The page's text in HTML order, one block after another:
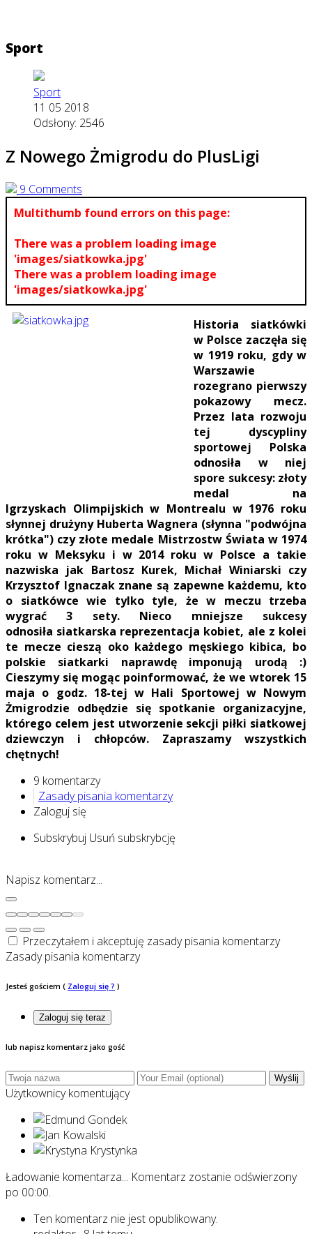
Sport
Sport
11 05 2018
Odsłony: 2546
Z Nowego Żmigrodu do PlusLigi
9 Comments
Multithumb found errors on this page:
There was a problem loading image
'images/siatkowka.jpg'
There was a problem loading image
'images/siatkowka.jpg'
Historia siatkówki
w Polsce zaczęła się
w 1919 roku, gdy w
Warszawie
rozegrano pierwszy
pokazowy mecz.
Przez lata rozwoju
tej dyscypliny
sportowej Polska
odnosiła w niej
spore sukcesy: złoty
medal na
Igrzyskach Olimpijskich w Montrealu w 1976 roku
słynnej drużyny Huberta Wagnera (słynna "podwójna
krótka") czy złote medale Mistrzostw Świata w 1974
roku w Meksyku i w 2014 roku w Polsce a takie
nazwiska jak Bartosz Kurek, Michał Winiarski czy
Krzysztof Ignaczak znane są zapewne każdemu, kto
o siatkówce wie tylko tyle, że w meczu trzeba
wygrać 3 sety. Nieco mniejsze sukcesy
odnosiła siatkarska reprezentacja kobiet, ale z kolei
te mecze cieszą oko każdego męskiego kibica, bo
polskie siatkarki naprawdę imponują urodą :)
Cieszymy się mogąc poinformować, że we wtorek 15
maja o godz. 18-tej w Hali Sportowej w Nowym
Żmigrodzie odbędzie się spotkanie organizacyjne,
którego celem jest utworzenie sekcji piłki siatkowej
dziewczyn i chłopców. Zapraszamy wszystkich
chętnych!
9 komentarzy
Zasady pisania komentarzy
Zaloguj się
Subskrybuj Usuń subskrybcję
Napisz komentarz...
Przeczytałem i akceptuję zasady pisania komentarzy
Zasady pisania komentarzy
Jesteś gościem ( Zaloguj się ? )
Zaloguj się teraz
lub napisz komentarz jako gość
Wyślij
Użytkownicy komentujący
Ładowanie komentarza... Komentarz zostanie odświerzony
po 00:00.
Ten komentarz nie jest opublikowany.